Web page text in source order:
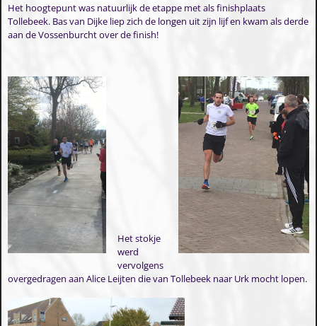
Het hoogtepunt was natuurlijk de etappe met als finishplaats
Tollebeek. Bas van Dijke liep zich de longen uit zijn lijf en kwam als derde
aan de Vossenburcht over de finish!
Het stokje
werd
vervolgens
overgedragen aan Alice Leijten die van Tollebeek naar Urk mocht lopen.